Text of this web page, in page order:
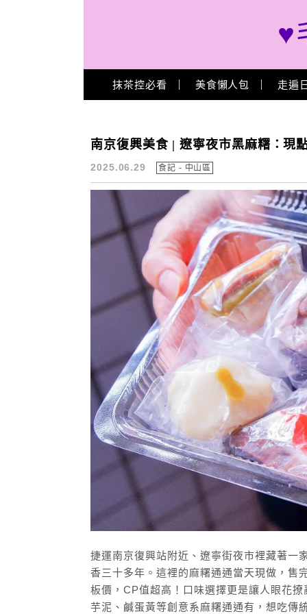
♥
Main Menu
抹茶控必看 美食懶人包 走遍
台北麻糬
南京復興美食 | 遼寧夜市黑麻糬：現
2025.06.29 食記 - 中山區
捷運南京復興站附近、遼寧街夜市裡藏著一
香三十多年。這裡的麻糬通通當天現做，售
板價，CP值超高！口味選擇更是讓人眼花
芋泥、鹹蛋黃等創意系麻糬通通有，想吃傳